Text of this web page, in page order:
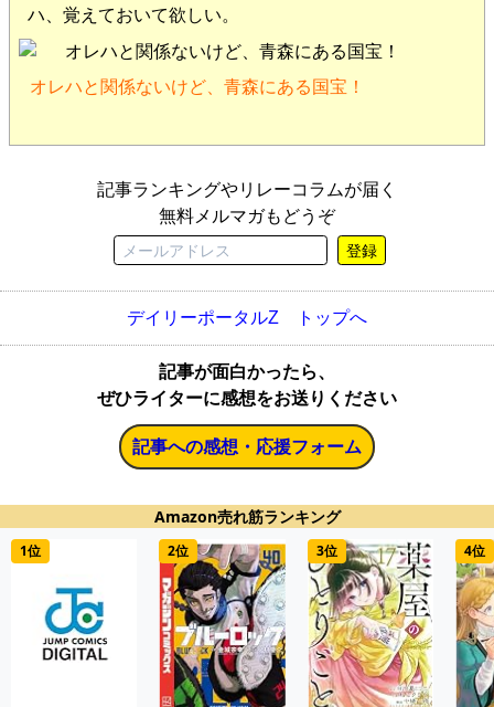
ハ、覚えておいて欲しい。
オレハと関係ないけど、青森にある国宝！
記事ランキングやリレーコラムが届く
無料メルマガもどうぞ
登録
デイリーポータルZ トップへ
記事が面白かったら、
ぜひライターに感想をお送りください
記事への感想・応援フォーム
Amazon売れ筋ランキング
1位 2位 3位 4位